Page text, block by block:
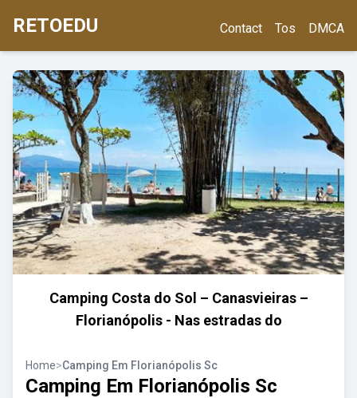
RETOEDU Contact Tos DMCA
Camping Costa do Sol – Canasvieiras –
Florianópolis - Nas estradas do
Home>Camping Em Florianópolis Sc
Camping Em Florianópolis Sc